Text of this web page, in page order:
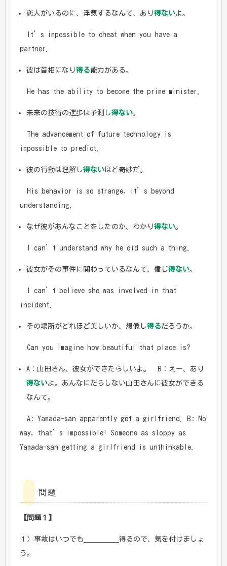
恋人がいるのに、浮気するなんて、あり得ないよ。
It’s impossible to cheat when you have a
partner.
彼は首相になり得る能力がある。
He has the ability to become the prime minister.
未来の技術の進歩は予測し得ない。
The advancement of future technology is
impossible to predict.
彼の行動は理解し得ないほど奇妙だ。
His behavior is so strange, it’s beyond
understanding.
なぜ彼があんなことをしたのか、わかり得ない。
I can’t understand why he did such a thing.
彼女がその事件に関わっているなんて、信じ得ない。
I can’t believe she was involved in that
incident.
その場所がどれほど美しいか、想像し得るだろうか。
Can you imagine how beautiful that place is?
A：山田さん、彼女ができたらしいよ。 B：えー、あり
得ないよ。あんなにだらしない山田さんに彼女ができる
なんて。
A: Yamada-san apparently got a girlfriend. B: No
way, that’s impossible! Someone as sloppy as
Yamada-san getting a girlfriend is unthinkable.
問題
【問題１】
１）事故はいつでも＿＿＿＿＿得るので、気を付けましょ
う。